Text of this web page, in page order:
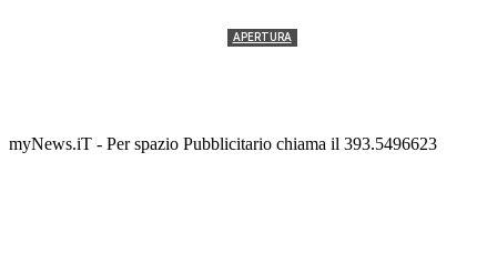
APERTURA
myNews.iT - Per spazio Pubblicitario chiama il 393.5496623